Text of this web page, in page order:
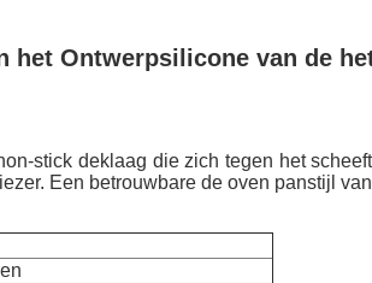
het Ontwerpsilicone van de
stick deklaag die zich tegen het
Een betrouwbare de oven panstijl